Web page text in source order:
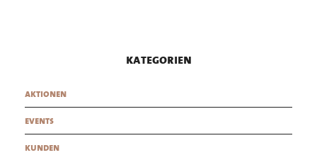
kategorien
aktionen
events
kunden